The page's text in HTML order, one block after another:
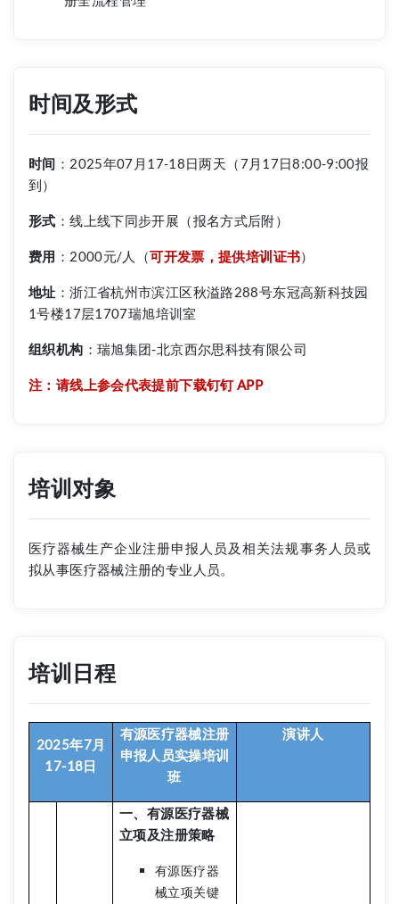
时间及形式
时间 ：2025年07月17-18日两天（7月17日8:00-9:00报
到）
形式 ：线上线下同步开展（报名方式后附）
费用 ：2000元/人（可开发票，提供培训证书）
地址 ：浙江省杭州市滨江区秋溢路288号东冠高新科技园
1号楼17层1707瑞旭培训室
组织机构 ：瑞旭集团-北京西尔思科技有限公司
注：请线上参会代表提前下载钉钉 APP
培训对象
医疗器械生产企业注册申报人员及相关法规事务人员或
拟从事医疗器械注册的专业人员。
培训日程
2025年7月
17-18日
有源医疗器械注册
申报人员实操培训
班
演讲人
一、有源医疗器械
立项及注册策略
有源医疗器
械立项关键